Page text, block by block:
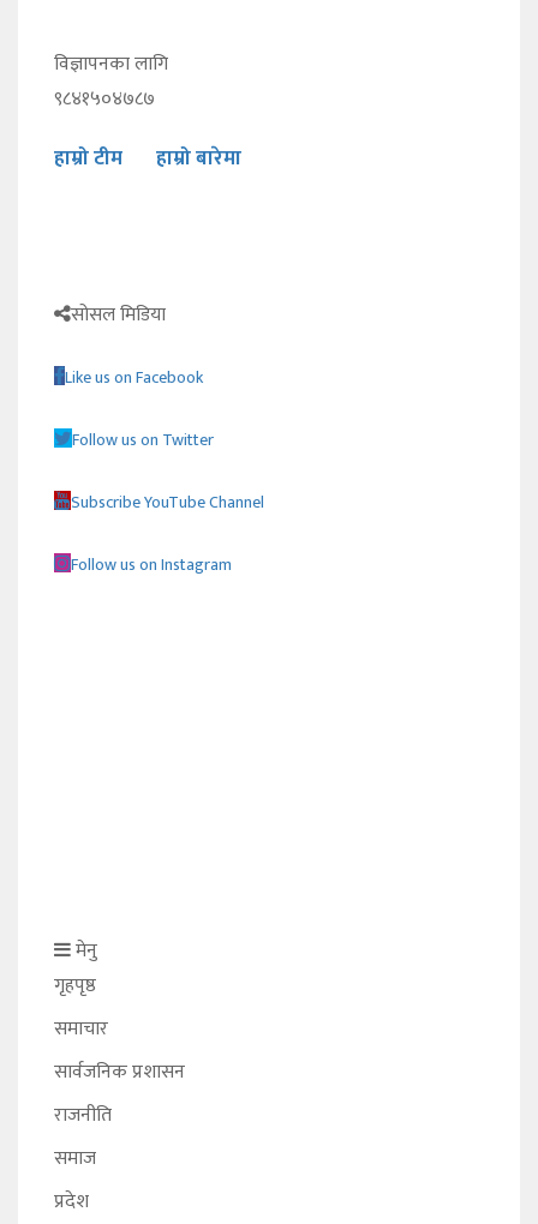
विज्ञापनका लागि
९८४१५०४७८७
हाम्रो टीम हाम्रो बारेमा
सोसल मिडिया
Like us on Facebook
Follow us on Twitter
Subscribe YouTube Channel
Follow us on Instagram
मेनु
गृहपृष्ठ
समाचार
सार्वजनिक प्रशासन
राजनीति
समाज
प्रदेश